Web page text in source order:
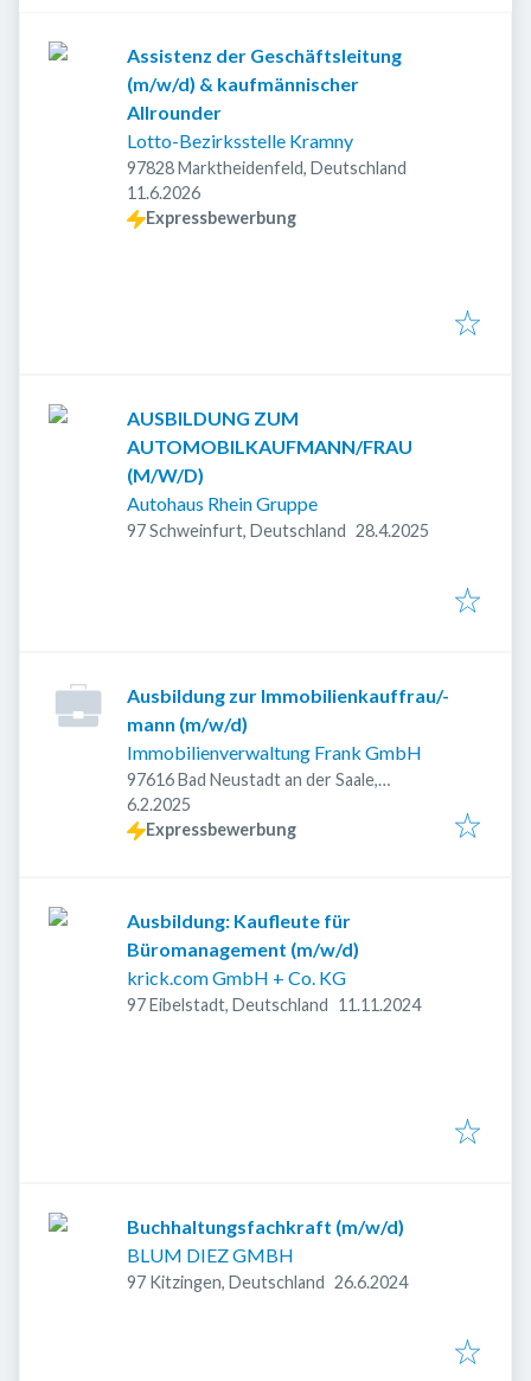
Assistenz der Geschäftsleitung
(m/w/d) & kaufmännischer
Allrounder
Lotto-Bezirksstelle Kramny
97828 Marktheidenfeld, Deutschland
Veröffentlicht
11.6.2026
Expressbewerbung
AUSBILDUNG ZUM
AUTOMOBILKAUFMANN/FRAU
(M/W/D)
Autohaus Rhein Gruppe
97 Schweinfurt, Deutschland Veröffentlicht
28.4.2025
Ausbildung zur Immobilienkauffrau/-
mann (m/w/d)
Immobilienverwaltung Frank GmbH
97616 Bad Neustadt an der Saale,
Deutschland
Veröffentlicht
6.2.2025
Expressbewerbung
Ausbildung: Kaufleute für
Büromanagement (m/w/d)
krick.com GmbH + Co. KG
97 Eibelstadt, Deutschland Veröffentlicht
11.11.2024
Buchhaltungsfachkraft (m/w/d)
BLUM DIEZ GMBH
97 Kitzingen, Deutschland Veröffentlicht
26.6.2024